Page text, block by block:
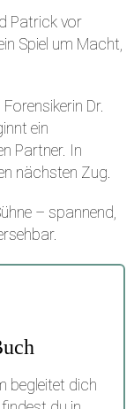
Patrick vor
Spiel um Macht,
Dr.
ein
Partner. In
nächsten Zug.
– spannend,
begleitet dich